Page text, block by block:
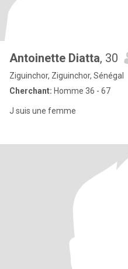
Antoinette Diatta, 30
Ziguinchor, Ziguinchor, Sénégal
Cherchant: Homme 36 - 67
J suis une femme